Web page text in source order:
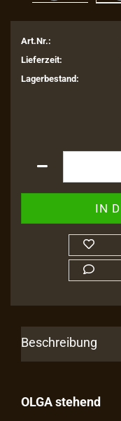
Art.Nr.:
Lieferzeit:
Lagerbestand:
Beschreibung
OLGA stehend